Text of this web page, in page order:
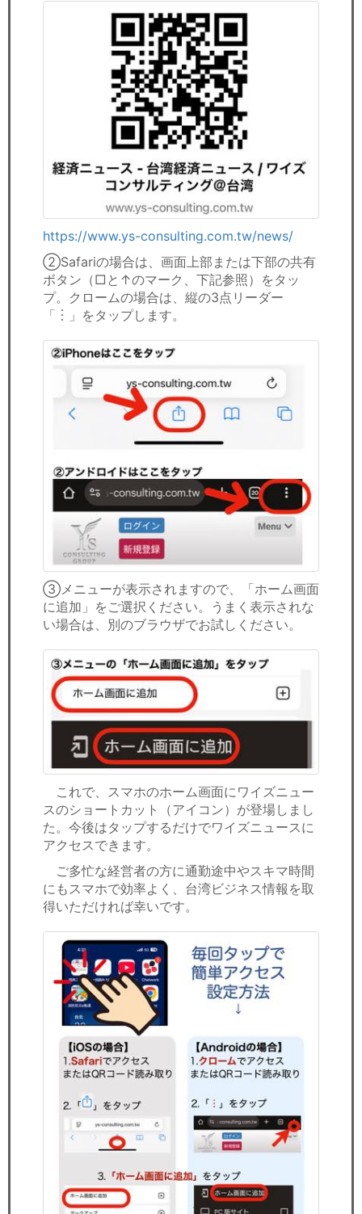
https://www.ys-consulting.com.tw/news/
②Safariの場合は、画面上部または下部の共有
ボタン（□と↑のマーク、下記参照）をタッ
プ。クロームの場合は、縦の3点リーダー
「︙」をタップします。
③メニューが表示されますので、「ホーム画面
に追加」をご選択ください。うまく表示されな
い場合は、別のブラウザでお試しください。
これで、スマホのホーム画面にワイズニュー
スのショートカット（アイコン）が登場しまし
た。今後はタップするだけでワイズニュースに
アクセスできます。
ご多忙な経営者の方に通勤途中やスキマ時間
にもスマホで効率よく、台湾ビジネス情報を取
得いただければ幸いです。